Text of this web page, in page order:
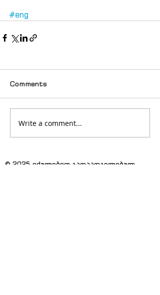
#eng
Comments
Write a comment...
© 2025 იძულებით გადაადგილებულ